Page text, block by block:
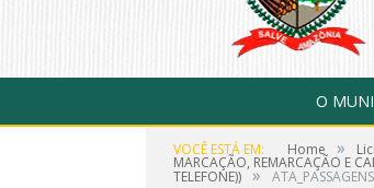
O
VOCÊ ESTÁ EM: Home »
MARCAÇÃO, REMARCAÇÃO E
TELEFONE)) »